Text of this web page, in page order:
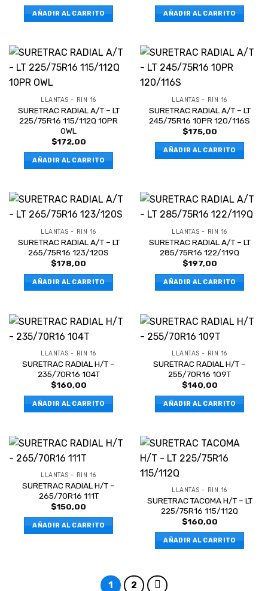
AÑADIR AL CARRITO AÑADIR AL CARRITO
LLANTAS - RIN 16
SURETRAC RADIAL A/T – LT
225/75R16 115/112Q 10PR
OWL
$172,00
AÑADIR AL CARRITO
LLANTAS - RIN 16
SURETRAC RADIAL A/T – LT
245/75R16 10PR 120/116S
$175,00
AÑADIR AL CARRITO
LLANTAS - RIN 16
SURETRAC RADIAL A/T – LT
265/75R16 123/120S
$178,00
AÑADIR AL CARRITO
LLANTAS - RIN 16
SURETRAC RADIAL A/T – LT
285/75R16 122/119Q
$197,00
AÑADIR AL CARRITO
LLANTAS - RIN 16
SURETRAC RADIAL H/T –
235/70R16 104T
$160,00
AÑADIR AL CARRITO
LLANTAS - RIN 16
SURETRAC RADIAL H/T –
255/70R16 109T
$140,00
AÑADIR AL CARRITO
LLANTAS - RIN 16
SURETRAC RADIAL H/T –
265/70R16 111T
$150,00
AÑADIR AL CARRITO
LLANTAS - RIN 16
SURETRAC TACOMA H/T – LT
225/75R16 115/112Q
$160,00
AÑADIR AL CARRITO
1 2